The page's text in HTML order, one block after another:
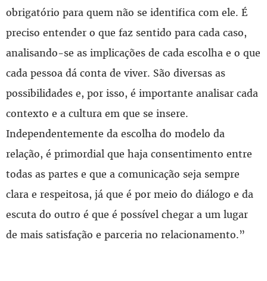
obrigatório para quem não se identifica com ele. É
preciso entender o que faz sentido para cada caso,
analisando-se as implicações de cada escolha e o que
cada pessoa dá conta de viver. São diversas as
possibilidades e, por isso, é importante analisar cada
contexto e a cultura em que se insere.
Independentemente da escolha do modelo da
relação, é primordial que haja consentimento entre
todas as partes e que a comunicação seja sempre
clara e respeitosa, já que é por meio do diálogo e da
escuta do outro é que é possível chegar a um lugar
de mais satisfação e parceria no relacionamento.”